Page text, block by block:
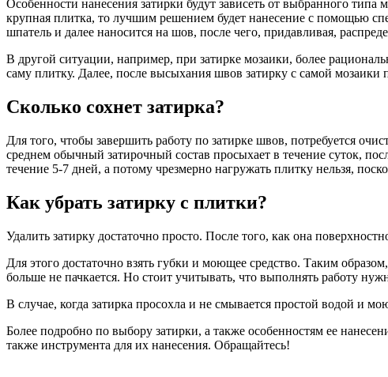
Особенности нанесения затирки будут зависеть от выбранного
крупная плитка, то лучшим решением будет нанесение с помощью
шпатель и далее наносится на шов, после чего, придавливая,
В другой ситуации, например, при затирке мозаики, более
саму плитку. Далее, после высыхания швов затирку с самой мозаики
Сколько сохнет затирка?
Для того, чтобы завершить работу по затирке швов, потребуется
среднем обычный затирочный состав просыхает в течение суток,
течение 5-7 дней, а потому чрезмерно нагружать плитку нельзя,
Как убрать затирку с плитки?
Удалить затирку достаточно просто. После того, как она
Для этого достаточно взять губки и моющее средство. Таким
больше не пачкается. Но стоит учитывать, что выполнять работу
В случае, когда затирка просохла и не смывается простой водой и
Более подробно по выбору затирки, а также особенностям ее
также инструмента для их нанесения. Обращайтесь!